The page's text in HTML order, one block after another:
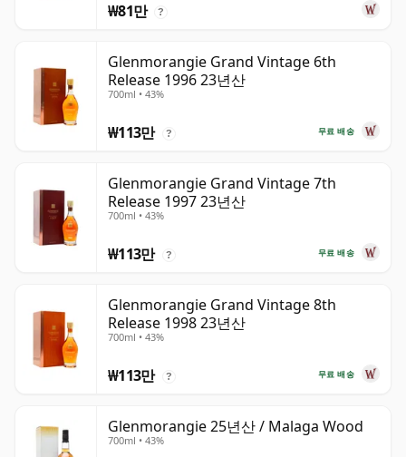
₩81만 ?
Glenmorangie Grand Vintage 6th
Release 1996 23년산
700ml • 43%
무료 배송
₩113만 ?
Glenmorangie Grand Vintage 7th
Release 1997 23년산
700ml • 43%
무료 배송
₩113만 ?
Glenmorangie Grand Vintage 8th
Release 1998 23년산
700ml • 43%
무료 배송
₩113만 ?
Glenmorangie 25년산 / Malaga Wood
700ml • 43%